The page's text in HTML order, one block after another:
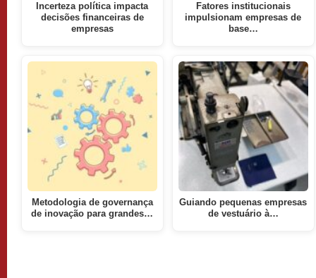
Incerteza política impacta
decisões financeiras de
empresas
Metodologia de governança
de inovação para grandes…
Fatores institucionais
impulsionam empresas de
base…
Guiando pequenas empresas
de vestuário à…